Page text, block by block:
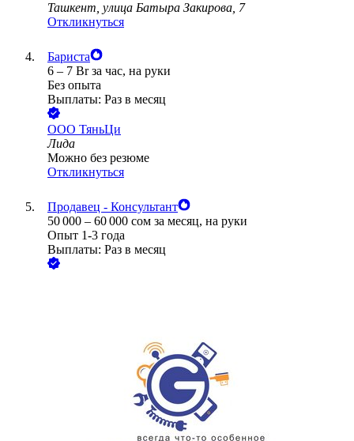
Ташкент, улица Батыра Закирова, 7
Откликнуться
Бариста
6 – 7 Br за час, на руки
Без опыта
Выплаты: Раз в месяц
ООО ТяньЦи
Лида
Можно без резюме
Откликнуться
Продавец - Консультант
50 000 – 60 000 сом за месяц, на руки
Опыт 1-3 года
Выплаты: Раз в месяц